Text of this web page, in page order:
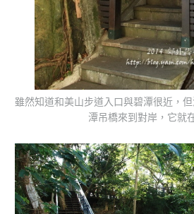
雖然知道和美山步道入口與碧潭很近，
潭吊橋來到對岸，它就